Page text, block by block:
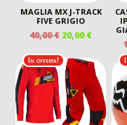
MAGLIA MX J-TRACK
FIVE GRIGIO
40,00€ IL
ORIGINALE
ERA:
40,00 €.
20,00€IL
PREZZO
È:
20,00 €.
In offerta!